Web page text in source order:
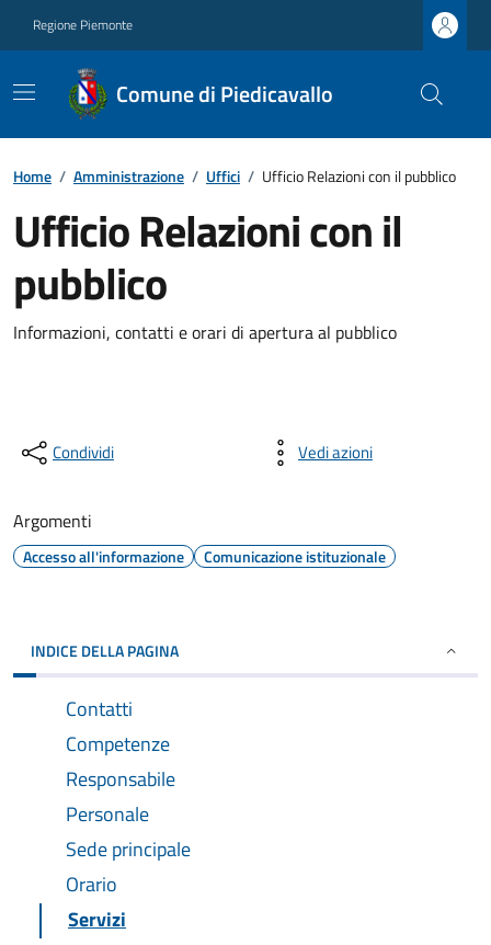
Regione Piemonte
Comune di Piedicavallo
Home / Amministrazione / Uffici / Ufficio Relazioni con il pubblico
Ufficio Relazioni con il
pubblico
Informazioni, contatti e orari di apertura al pubblico
Condividi Vedi azioni
Argomenti
Accesso all'informazione Comunicazione istituzionale
INDICE DELLA PAGINA
Contatti
Competenze
Responsabile
Personale
Sede principale
Orario
Servizi